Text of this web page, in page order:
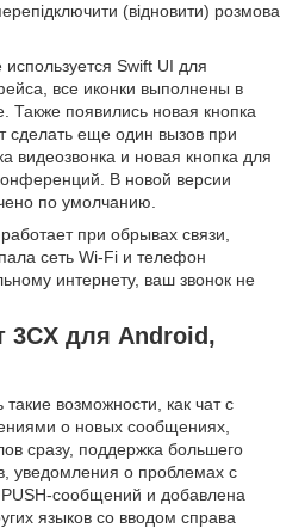
(відновити) розмова
Swift UI для
все иконки выполнены в
Также появились новая кнопка
сделать еще один вызов при
видеозвонка и новая кнопка для
В новой версии
по умолчанию.
при обрывах связи,
сеть Wi-Fi и телефон
интернету, ваш звонок не
3CX для Android,
возможности, как чат с
о новых сообщениях,
сразу, поддержка большего
уведомления о проблемах с
сообщений и добавлена
языков со вводом справа